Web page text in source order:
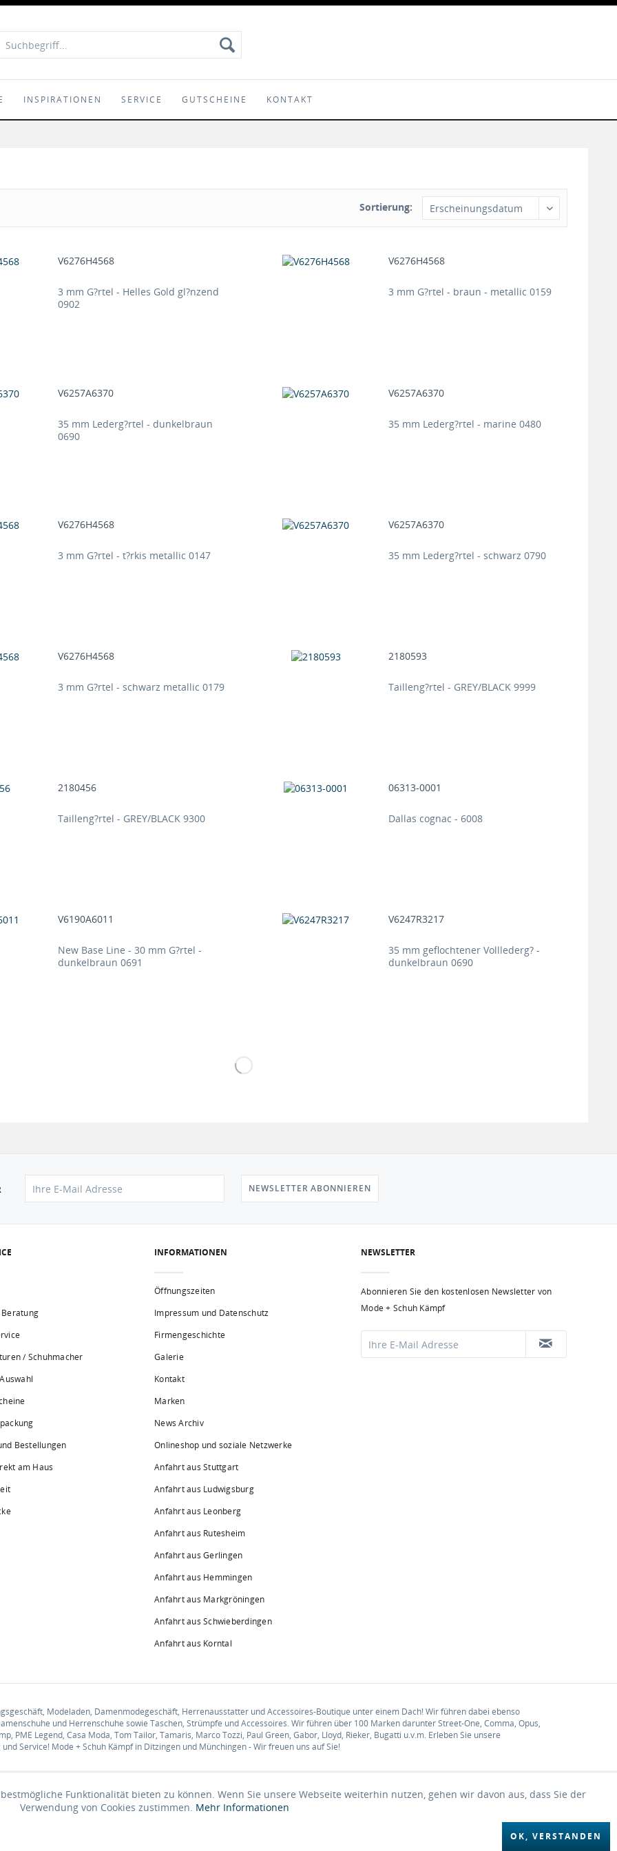
INSPIRATIONEN SERVICE GUTSCHEINE KONTAKT
Sortierung:
V6276H4568
3 mm G?rtel - Helles Gold gl?nzend
0902
V6276H4568
3 mm G?rtel - braun - metallic 0159
V6257A6370
35 mm Lederg?rtel - dunkelbraun
0690
V6257A6370
35 mm Lederg?rtel - marine 0480
V6276H4568
3 mm G?rtel - t?rkis metallic 0147
V6257A6370
35 mm Lederg?rtel - schwarz 0790
V6276H4568
3 mm G?rtel - schwarz metallic 0179
2180593
Tailleng?rtel - GREY/BLACK 9999
2180456
Tailleng?rtel - GREY/BLACK 9300
06313-0001
Dallas cognac - 6008
V6190A6011
New Base Line - 30 mm G?rtel -
dunkelbraun 0691
V6247R3217
35 mm geflochtener Volllederg? -
dunkelbraun 0690
NEWSLETTER ABONNIEREN
/ Schuhmacher
Bestellungen
am Haus
INFORMATIONEN
Öffnungszeiten
Impressum und Datenschutz
Firmengeschichte
Galerie
Kontakt
Marken
News Archiv
Onlineshop und soziale Netzwerke
Anfahrt aus Stuttgart
Anfahrt aus Ludwigsburg
Anfahrt aus Leonberg
Anfahrt aus Rutesheim
Anfahrt aus Gerlingen
Anfahrt aus Hemmingen
Anfahrt aus Markgröningen
Anfahrt aus Schwieberdingen
Anfahrt aus Korntal
NEWSLETTER
Abonnieren Sie den kostenlosen Newsletter von
Mode + Schuh Kämpf
Modeladen, Damenmodegeschäft, Herrenausstatter und Accessoires-Boutique unter einem Dach! Wir führen dabei ebenso
und Herrenschuhe sowie Taschen, Strümpfe und Accessoires. Wir führen über 100 Marken darunter Street-One, Comma, Opus,
PME Legend, Casa Moda, Tom Tailor, Tamaris, Marco Tozzi, Paul Green, Gabor, Lloyd, Rieker, Bugatti u.v.m. Erleben Sie unsere
Service! Mode + Schuh Kämpf in Ditzingen und Münchingen - Wir freuen uns auf Sie!
Funktionalität bieten zu können. Wenn Sie unsere Webseite weiterhin nutzen, gehen wir davon aus, dass Sie der
Verwendung von Cookies zustimmen. Mehr Informationen
OK, VERSTANDEN